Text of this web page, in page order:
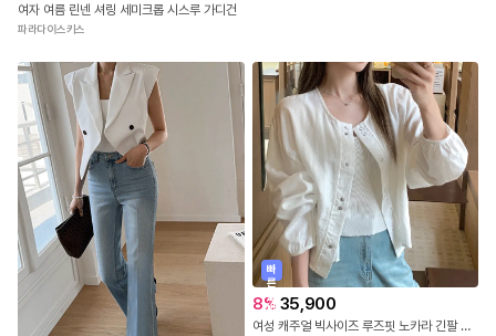
여자 여름 린넨 셔링 세미크롭 시스루 가디건
파라다이스키스
빠
른
출
발
8% 35,900
여성 캐주얼 빅사이즈 루즈핏 노카라 긴팔 린넨 자켓 가디건